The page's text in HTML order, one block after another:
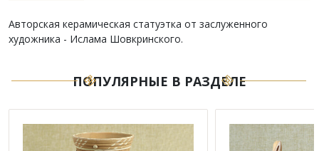
Авторская керамическая статуэтка от заслуженного
художника - Ислама Шовкринского.
ПОПУЛЯРНЫЕ В РАЗДЕЛЕ